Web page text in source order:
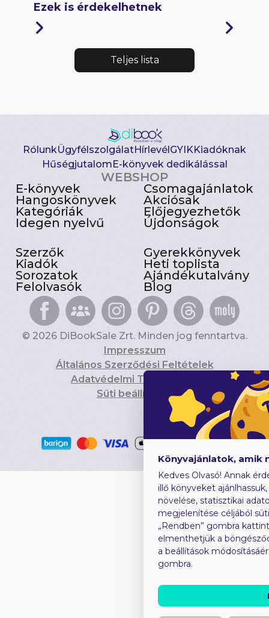
Ezek is érdekelhetnek
Teljes lista
RólunkÜgyfélszolgálatHírlevélGYIKKiadóknak
HűségjutalomE-könyvek dedikálással
WEBSHOP
E-könyvek
Hangoskönyvek
Kategóriák
Idegen nyelvű
Csomagajánlatok
Akciósak
Előjegyezhetők
Újdonságok
Szerzők
Kiadók
Sorozatok
Felolvasók
Gyerekkönyvek
Heti toplista
Ajándékutalvány
Blog
© 2026 DiBookSale Zrt. Minden jog fenntartva.
Impresszum
Általános Szerződési Feltételek
Adatvédelmi Tájékoztató
Süti beállítások
Könyvajánlatok, amik
Kedves Olvasó! Annak
illő könyveket
növelése, statisztikai
megjelenítése céljából
„Rendben” gombra
elmenthetjük a
a beállítások
gombra.